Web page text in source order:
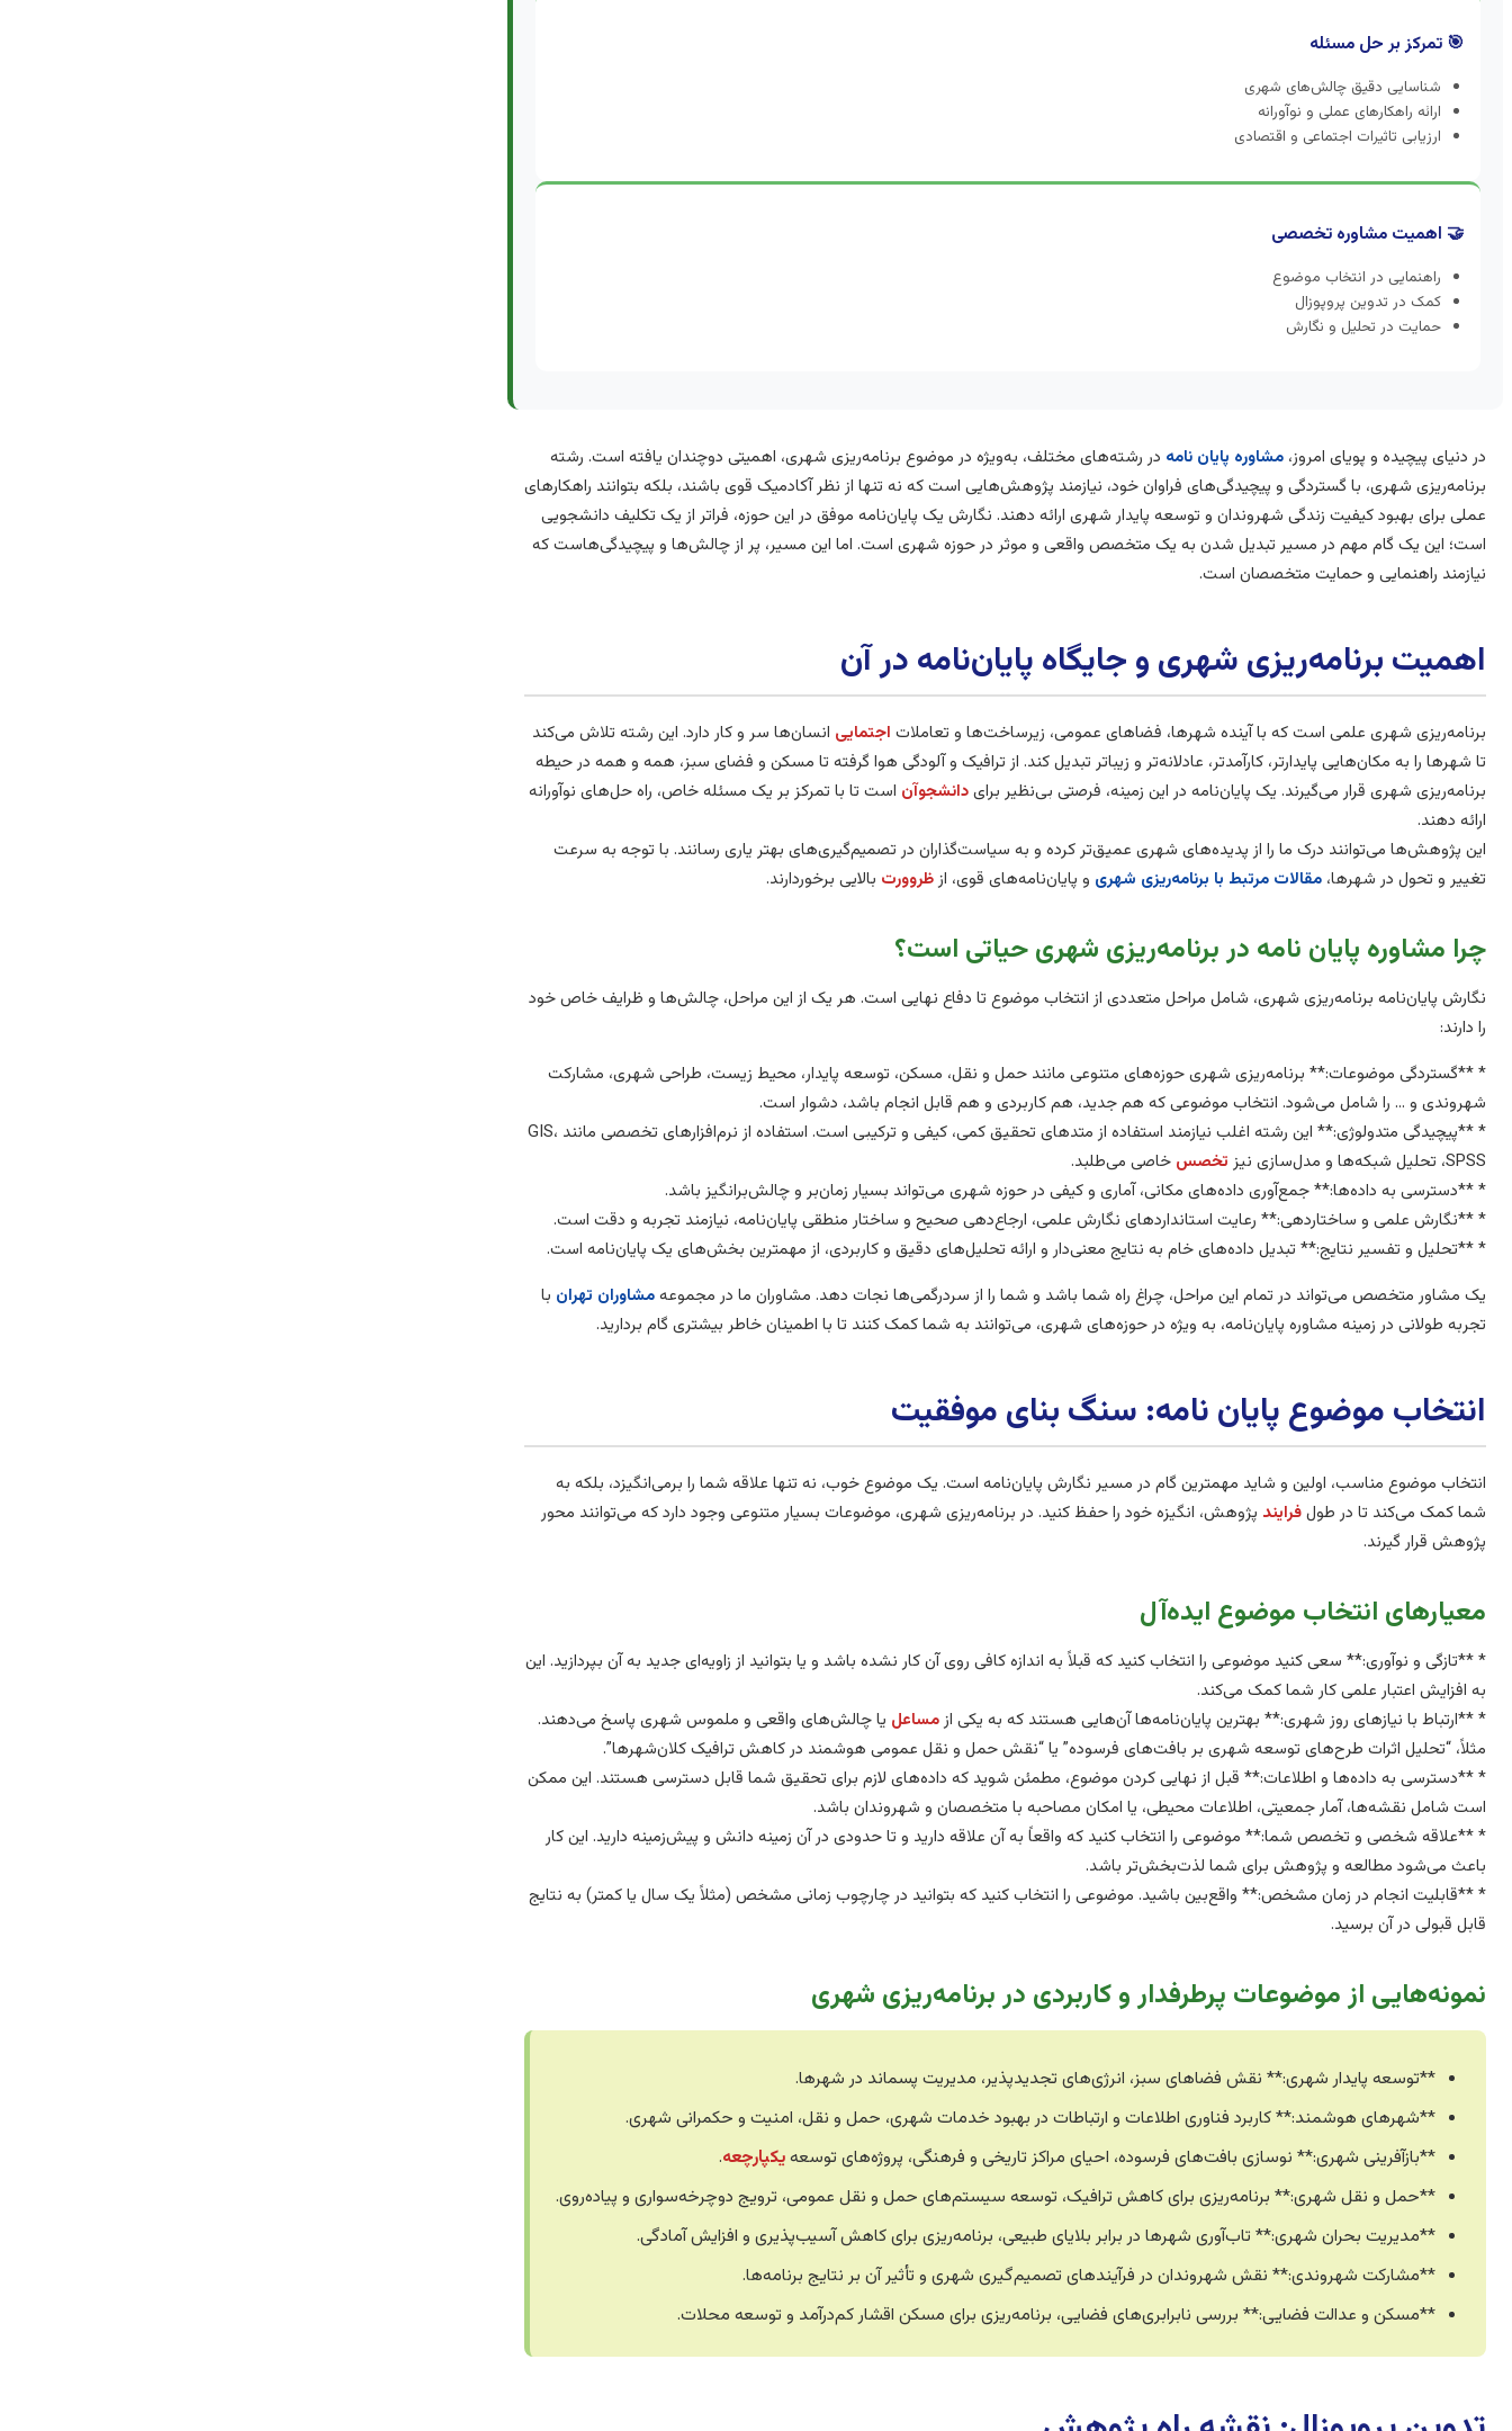
🎯 تمرکز بر حل مسئله
شناسایی دقیق چالش‌های شهری
ارائه راهکارهای عملی و نوآورانه
ارزیابی تاثیرات اجتماعی و اقتصادی
🤝 اهمیت مشاوره تخصصی
راهنمایی در انتخاب موضوع
کمک در تدوین پروپوزال
حمایت در تحلیل و نگارش
در دنیای پیچیده و پویای امروز، مشاوره پایان نامه در رشته‌های مختلف، به‌ویژه در موضوع برنامه‌ریزی شهری، اهمیتی دوچندان یافته است. رشته
برنامه‌ریزی شهری، با گستردگی و پیچیدگی‌های فراوان خود، نیازمند پژوهش‌هایی است که نه تنها از نظر آکادمیک قوی باشند، بلکه بتوانند راهکارهای
عملی برای بهبود کیفیت زندگی شهروندان و توسعه پایدار شهری ارائه دهند. نگارش یک پایان‌نامه موفق در این حوزه، فراتر از یک تکلیف دانشجویی
است؛ این یک گام مهم در مسیر تبدیل شدن به یک متخصص واقعی و موثر در حوزه شهری است. اما این مسیر، پر از چالش‌ها و پیچیدگی‌هاست که
نیازمند راهنمایی و حمایت متخصصان است.
اهمیت برنامه‌ریزی شهری و جایگاه پایان‌نامه در آن
برنامه‌ریزی شهری علمی است که با آینده شهرها، فضاهای عمومی، زیرساخت‌ها و تعاملات اجتمایی انسان‌ها سر و کار دارد. این رشته تلاش می‌کند
تا شهرها را به مکان‌هایی پایدارتر، کارآمدتر، عادلانه‌تر و زیباتر تبدیل کند. از ترافیک و آلودگی هوا گرفته تا مسکن و فضای سبز، همه و همه در حیطه
برنامه‌ریزی شهری قرار می‌گیرند. یک پایان‌نامه در این زمینه، فرصتی بی‌نظیر برایدانشجوآن است تا با تمرکز بر یک مسئله خاص، راه حل‌های نوآورانه
ارائه دهند.
این پژوهش‌ها می‌توانند درک ما را از پدیده‌های شهری عمیق‌تر کرده و به سیاست‌گذاران در تصمیم‌گیری‌های بهتر یاری رسانند. با توجه به سرعت
تغییر و تحول در شهرها، مقالات مرتبط با برنامه‌ریزی شهری و پایان‌نامه‌های قوی، ازظروورت بالایی برخوردارند.
چرا مشاوره پایان نامه در برنامه‌ریزی شهری حیاتی است؟
نگارش پایان‌نامه برنامه‌ریزی شهری، شامل مراحل متعددی از انتخاب موضوع تا دفاع نهایی است. هر یک از این مراحل، چالش‌ها و ظرایف خاص خود
را دارند:
* **گستردگی موضوعات:** برنامه‌ریزی شهری حوزه‌های متنوعی مانند حمل و نقل، مسکن، توسعه پایدار، محیط زیست، طراحی شهری، مشارکت
شهروندی و … را شامل می‌شود. انتخاب موضوعی که هم جدید، هم کاربردی و هم قابل انجام باشد، دشوار است.
* **پیچیدگی متدولوژی:** این رشته اغلب نیازمند استفاده از متدهای تحقیق کمی، کیفی و ترکیبی است. استفاده از نرم‌افزارهای تخصصی مانند GIS،
SPSS، تحلیل شبکه‌ها و مدل‌سازی نیز
تخصس خاصی می‌طلبد.
* **دسترسی به داده‌ها:** جمع‌آوری داده‌های مکانی، آماری و کیفی در حوزه شهری می‌تواند بسیار زمان‌بر و چالش‌برانگیز باشد.
* **نگارش علمی و ساختاردهی:** رعایت استانداردهای نگارش علمی، ارجاع‌دهی صحیح و ساختار منطقی پایان‌نامه، نیازمند تجربه و دقت است.
* **تحلیل و تفسیر نتایج:** تبدیل داده‌های خام به نتایج معنی‌دار و ارائه تحلیل‌های دقیق و کاربردی، از مهمترین بخش‌های یک پایان‌نامه است.
یک مشاور متخصص می‌تواند در تمام این مراحل، چراغ راه شما باشد و شما را از سردرگمی‌ها نجات دهد. مشاوران ما در مجموعهمشاوران تهران با
تجربه طولانی در زمینه مشاوره پایان‌نامه، به ویژه در حوزه‌های شهری، می‌توانند به شما کمک کنند تا با اطمینان خاطر بیشتری گام بردارید.
انتخاب موضوع پایان نامه: سنگ بنای موفقیت
انتخاب موضوع مناسب، اولین و شاید مهمترین گام در مسیر نگارش پایان‌نامه است. یک موضوع خوب، نه تنها علاقه شما را برمی‌انگیزد، بلکه به
شما کمک می‌کند تا در طولفرایند پژوهش، انگیزه خود را حفظ کنید. در برنامه‌ریزی شهری، موضوعات بسیار متنوعی وجود دارد که می‌توانند محور
پژوهش قرار گیرند.
معیارهای انتخاب موضوع ایده‌آل
* **تازگی و نوآوری:** سعی کنید موضوعی را انتخاب کنید که قبلاً به اندازه کافی روی آن کار نشده باشد و یا بتوانید از زاویه‌ای جدید به آن بپردازید. این
به افزایش اعتبار علمی کار شما کمک می‌کند.
* **ارتباط با نیازهای روز شهری:** بهترین پایان‌نامه‌ها آن‌هایی هستند که به یکی ازمساعل یا چالش‌های واقعی و ملموس شهری پاسخ می‌دهند.
مثلاً، “تحلیل اثرات طرح‌های توسعه شهری بر بافت‌های فرسوده” یا “نقش حمل و نقل عمومی هوشمند در کاهش ترافیک کلان‌شهرها”.
* **دسترسی به داده‌ها و اطلاعات:** قبل از نهایی کردن موضوع، مطمئن شوید که داده‌های لازم برای تحقیق شما قابل دسترسی هستند. این ممکن
است شامل نقشه‌ها، آمار جمعیتی، اطلاعات محیطی، یا امکان مصاحبه با متخصصان و شهروندان باشد.
* **علاقه شخصی و تخصص شما:** موضوعی را انتخاب کنید که واقعاً به آن علاقه دارید و تا حدودی در آن زمینه دانش و پیش‌زمینه دارید. این کار
باعث می‌شود مطالعه و پژوهش برای شما لذت‌بخش‌تر باشد.
* **قابلیت انجام در زمان مشخص:** واقع‌بین باشید. موضوعی را انتخاب کنید که بتوانید در چارچوب زمانی مشخص (مثلاً یک سال یا کمتر) به نتایج
قابل قبولی در آن برسید.
نمونه‌هایی از موضوعات پرطرفدار و کاربردی در برنامه‌ریزی شهری
**توسعه پایدار شهری:** نقش فضاهای سبز، انرژی‌های تجدیدپذیر، مدیریت پسماند در شهرها.
**شهرهای هوشمند:** کاربرد فناوری اطلاعات و ارتباطات در بهبود خدمات شهری، حمل و نقل، امنیت و حکمرانی شهری.
**بازآفرینی شهری:** نوسازی بافت‌های فرسوده، احیای مراکز تاریخی و فرهنگی، پروژه‌های توسعهیکپارچعه.
**حمل و نقل شهری:** برنامه‌ریزی برای کاهش ترافیک، توسعه سیستم‌های حمل و نقل عمومی، ترویج دوچرخه‌سواری و پیاده‌روی.
**مدیریت بحران شهری:** تاب‌آوری شهرها در برابر بلایای طبیعی، برنامه‌ریزی برای کاهش آسیب‌پذیری و افزایش آمادگی.
**مشارکت شهروندی:** نقش شهروندان در فرآیندهای تصمیم‌گیری شهری و تأثیر آن بر نتایج برنامه‌ها.
**مسکن و عدالت فضایی:** بررسی نابرابری‌های فضایی، برنامه‌ریزی برای مسکن اقشار کم‌درآمد و توسعه محلات.